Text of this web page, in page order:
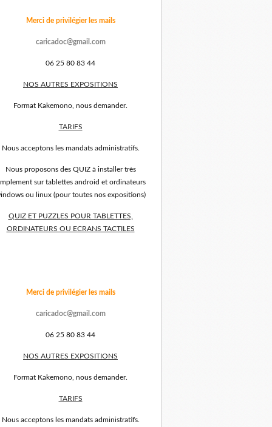
Merci de privilégier les mails
caricadoc@gmail.com
06 25 80 83 44
NOS AUTRES EXPOSITIONS
Format Kakemono, nous demander.
TARIFS
Nous acceptons les mandats administratifs.
Nous proposons des QUIZ à installer très
sur tablettes android et ordinateurs
ou linux (pour toutes nos expositions)
QUIZ ET PUZZLES POUR TABLETTES,
ORDINATEURS OU ECRANS TACTILES
Merci de privilégier les mails
caricadoc@gmail.com
06 25 80 83 44
NOS AUTRES EXPOSITIONS
Format Kakemono, nous demander.
TARIFS
Nous acceptons les mandats administratifs.